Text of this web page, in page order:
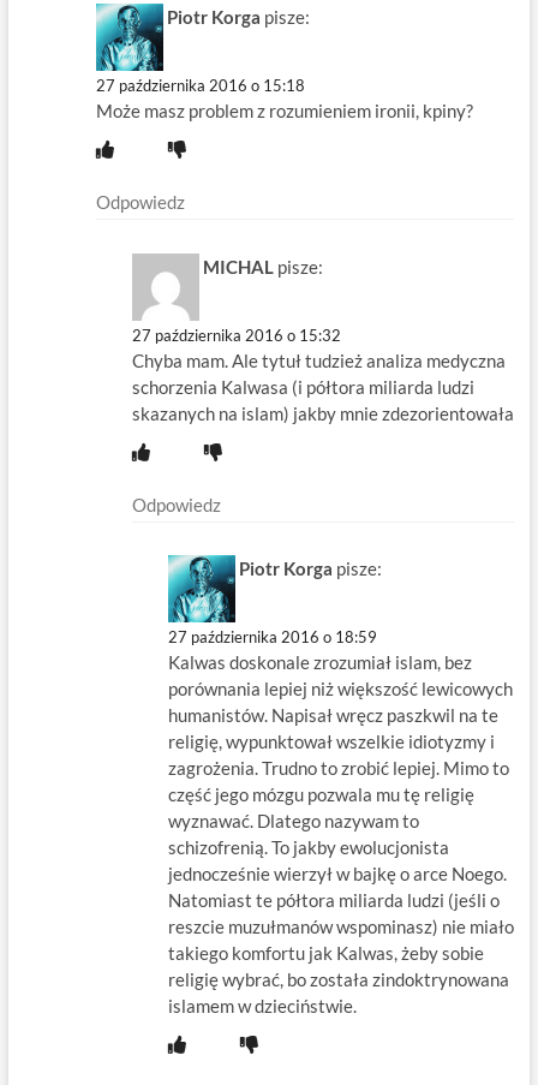
Piotr Korga pisze:
27 października 2016 o 15:18
Może masz problem z rozumieniem ironii, kpiny?
Odpowiedz
MICHAL pisze:
27 października 2016 o 15:32
Chyba mam. Ale tytuł tudzież analiza medyczna
schorzenia Kalwasa (i półtora miliarda ludzi
skazanych na islam) jakby mnie zdezorientowała
Odpowiedz
Piotr Korga pisze:
27 października 2016 o 18:59
Kalwas doskonale zrozumiał islam, bez
porównania lepiej niż większość lewicowych
humanistów. Napisał wręcz paszkwil na te
religię, wypunktował wszelkie idiotyzmy i
zagrożenia. Trudno to zrobić lepiej. Mimo to
część jego mózgu pozwala mu tę religię
wyznawać. Dlatego nazywam to
schizofrenią. To jakby ewolucjonista
jednocześnie wierzył w bajkę o arce Noego.
Natomiast te półtora miliarda ludzi (jeśli o
reszcie muzułmanów wspominasz) nie miało
takiego komfortu jak Kalwas, żeby sobie
religię wybrać, bo została zindoktrynowana
islamem w dzieciństwie.